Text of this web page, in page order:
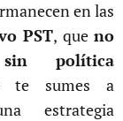
en las
PST, queno
política
te sumes a
estrategia